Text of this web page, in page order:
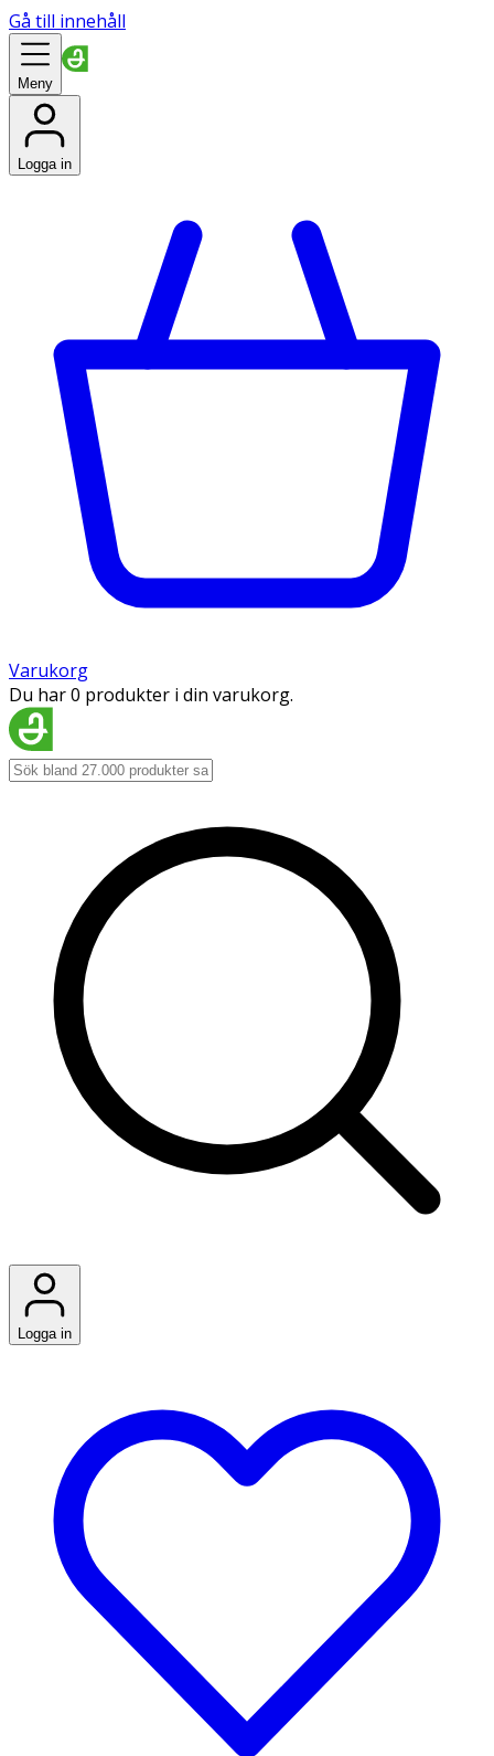
Gå till innehåll
Meny
Logga in
Varukorg
Du har 0 produkter i din varukorg.
Logga in